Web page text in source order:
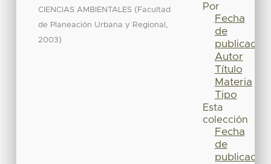
CIENCIAS AMBIENTALES ( Facultad
de Planeación Urbana y Regional ,
2003)
Por
Fecha
de
publicación
Autor
Título
Materia
Tipo
Esta
colección
Fecha
de
publicación